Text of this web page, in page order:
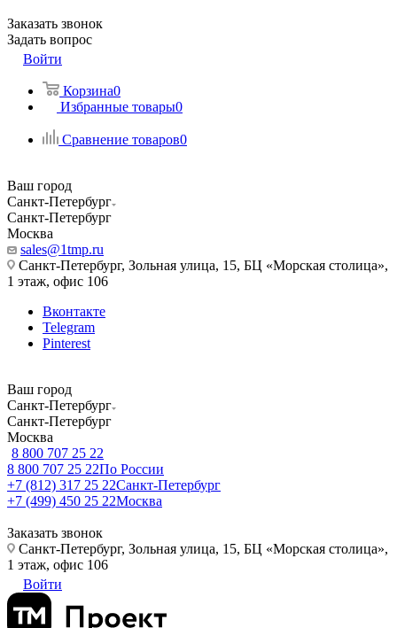
Заказать звонок
Задать вопрос
Войти
Корзина0
Избранные товары0
Сравнение товаров0
Ваш город
Санкт-Петербург
Санкт-Петербург
Москва
sales@1tmp.ru
Санкт-Петербург, Зольная улица, 15, БЦ «Морская столица»,
1 этаж, офис 106
Вконтакте
Telegram
Pinterest
Ваш город
Санкт-Петербург
Санкт-Петербург
Москва
8 800 707 25 22
8 800 707 25 22По России
+7 (812) 317 25 22Санкт-Петербург
+7 (499) 450 25 22Москва
Заказать звонок
Санкт-Петербург, Зольная улица, 15, БЦ «Морская столица»,
1 этаж, офис 106
Войти